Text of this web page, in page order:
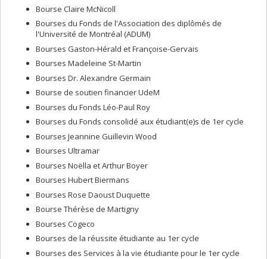
Bourse Claire McNicoll
Bourses du Fonds de l'Association des diplômés de
l'Université de Montréal (ADUM)
Bourses Gaston-Hérald et Françoise-Gervais
Bourses Madeleine St-Martin
Bourses Dr. Alexandre Germain
Bourse de soutien financier UdeM
Bourses du Fonds Léo-Paul Roy
Bourses du Fonds consolidé aux étudiant(e)s de 1er cycle
Bourses Jeannine Guillevin Wood
Bourses Ultramar
Bourses Noëlla et Arthur Boyer
Bourses Hubert Biermans
Bourses Rose Daoust Duquette
Bourse Thérèse de Martigny
Bourses Cogeco
Bourses de la réussite étudiante au 1er cycle
Bourses des Services à la vie étudiante pour le 1er cycle